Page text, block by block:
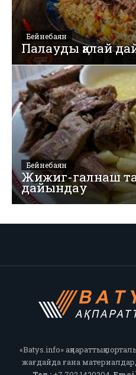
Бейнебаян
Палауды қалай
Бейнебаян
Жижиг-галнаш
дайындау
«Batys.info» ақпараттық
жағдайда ғана